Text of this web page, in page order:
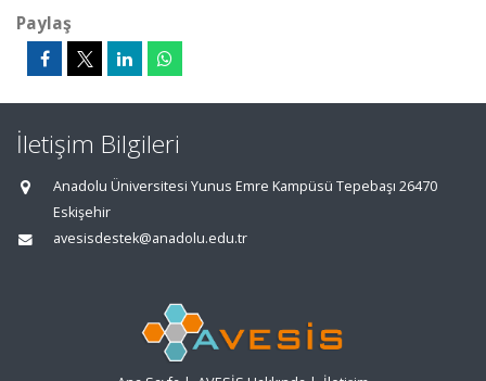
Paylaş
İletişim Bilgileri
Anadolu Üniversitesi Yunus Emre Kampüsü Tepebaşı 26470
Eskişehir
avesisdestek@anadolu.edu.tr